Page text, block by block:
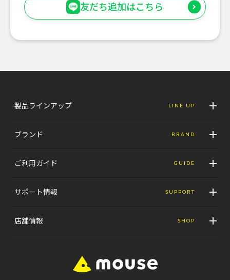
友だち追加はこちら
製品ラインアップ LINE UP
ブランド BRAND
ご利用ガイド GUIDE
サポート情報 SUPPORT
店舗情報 SHOP